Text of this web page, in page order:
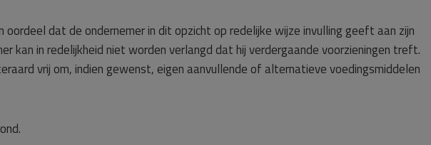
oordeel dat de ondernemer in dit opzicht op redelijke wijze invulling geeft aan zijn
kan in redelijkheid niet worden verlangd dat hij verdergaande voorzieningen treft.
vrij om, indien gewenst, eigen aanvullende of alternatieve voedingsmiddelen